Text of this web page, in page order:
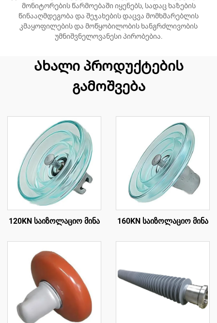
მონიტორების წარმოებაში იყენებს, სადაც ხაზების
წინააღმდეგობა და შეჯახების დაცვა მომხმარებლის
კმაყოფილების და მოწყობილობის ხანგრძლივობის
უმნიშვნელოვანესი პირობებია.
Ახალი პროდუქტების
გამოშვება
120KN საიზოლაციო მინა 160KN საიზოლაციო მინა